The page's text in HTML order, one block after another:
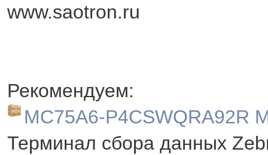
www.saotron.ru
Рекомендуем:
MC75A6-P4CSWQRA92R
Терминал сбора данных